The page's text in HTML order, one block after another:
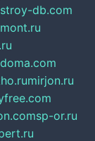
stroy-db.com
mirjon.ru
sp-or.ru